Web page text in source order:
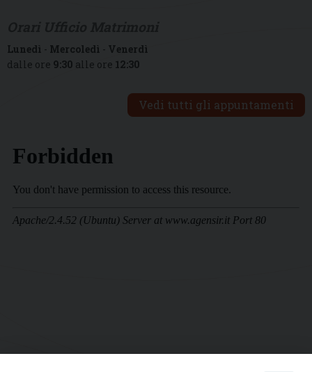
Lunedì - Mercoledì - Venerdì
dalle ore 9:30 alle ore 12:30
Vedi tutti gli appuntamenti